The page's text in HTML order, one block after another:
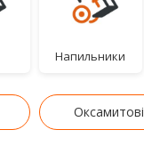
Напильники
Оксамитові